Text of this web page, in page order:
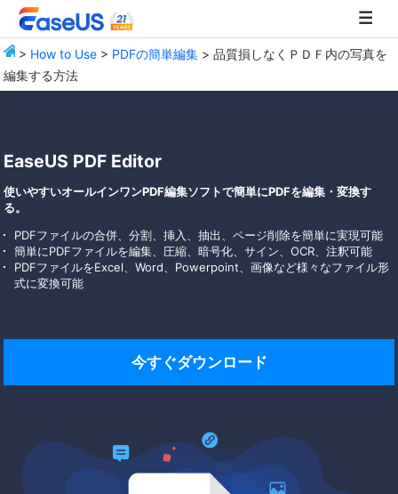
EaseUS
> How to Use > PDFの簡単編集 > 品質損しなくＰＤＦ内の写真を
編集する方法
EaseUS PDF Editor
使いやすいオールインワンPDF編集ソフトで簡単にPDFを編集・変換す
る。
PDFファイルの合併、分割、挿入、抽出、ページ削除を簡単に実現可能
簡単にPDFファイルを編集、圧縮、暗号化、サイン、OCR、注釈可能
PDFファイルをExcel、Word、Powerpoint、画像など様々なファイル形
式に変換可能
今すぐダウンロード